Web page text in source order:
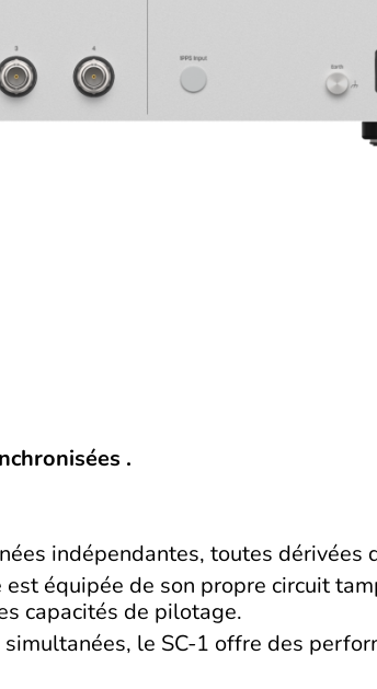
.
indépendantes, toutes dérivées
équipée de son propre circuit
capacités de pilotage.
le SC-1 offre des